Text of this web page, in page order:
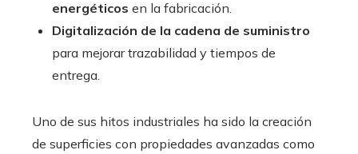
energéticos en la fabricación.
Digitalización de la cadena de suministro
para mejorar trazabilidad y tiempos de
entrega.
Uno de sus hitos industriales ha sido la creación
de superficies con propiedades avanzadas como